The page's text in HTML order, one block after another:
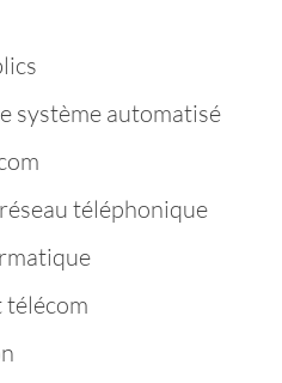
système automatisé
téléphonique